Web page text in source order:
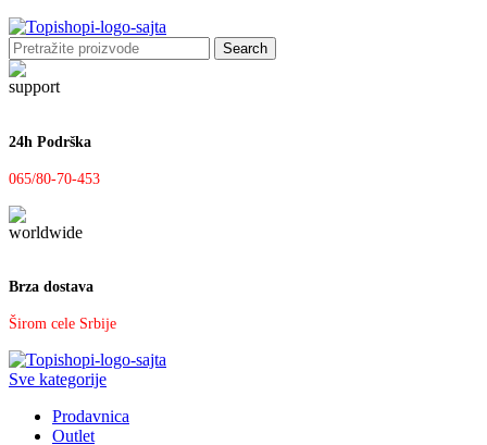
Search
24h Podrška
065/80-70-453
Brza dostava
Širom cele Srbije
Sve kategorije
Prodavnica
Outlet